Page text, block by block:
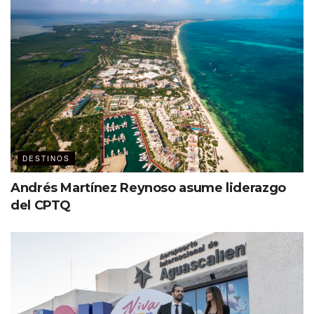
Women Deliver Region 2023
Foro Mundial de Ciudades y Territorios de Paz 2023
V Juegos Parapanamericanos Juveniles 2023
AdventureNext 2023 -ATTA-
Routes Americas 2024, entre otros.
Ciudad de Bogotá
DESTINOS
Andrés Martínez Reynoso asume liderazgo
del CPTQ